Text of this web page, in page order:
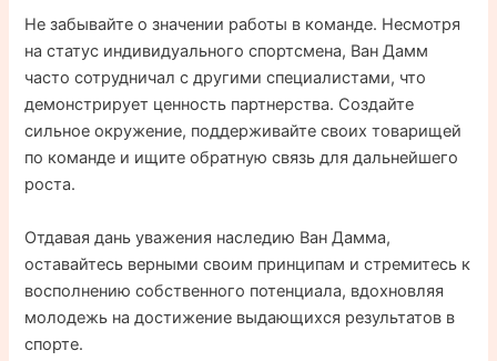
Не забывайте о значении работы в команде. Несмотря
на статус индивидуального спортсмена, Ван Дамм
часто сотрудничал с другими специалистами, что
демонстрирует ценность партнерства. Создайте
сильное окружение, поддерживайте своих товарищей
по команде и ищите обратную связь для дальнейшего
роста.
Отдавая дань уважения наследию Ван Дамма,
оставайтесь верными своим принципам и стремитесь к
восполнению собственного потенциала, вдохновляя
молодежь на достижение выдающихся результатов в
спорте.